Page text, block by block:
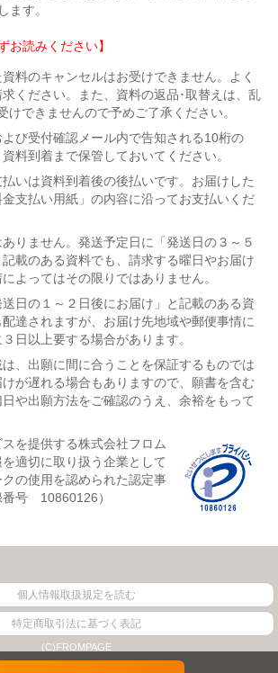
ます。
お読みください】
料のキャンセルはお受けできません。よく
ください。また、資料の返品･取替えは、乱
けできませんので予めご了承ください。
び受付確認メール内で告知される10桁の
資料到着まで保管しておいてください。
いは資料到着後の後払いです。お届けした
支払い用紙」の内容に沿ってお支払いくだ
りません。発送予定日に「発送日の３～５
載のある資料でも、請求する曜日やお届け
よってはその限りではありません。
日の１～２日後にお届け」と記載のある資
達されますが、お届け先地域や郵便事情に
日以上要する場合があります。
、出願に間に合うことを保証するものでは
が遅れる場合もありますので、願書を含む
や出願方法をご確認のうえ、余裕をもって
を提供する株式会社フロム
適切に取り扱う企業として
の使用を認められた認定事
番号 10860126）
個人情報取扱規定を読む
特定商取引法に基づく表記
(C)FROMPAGE